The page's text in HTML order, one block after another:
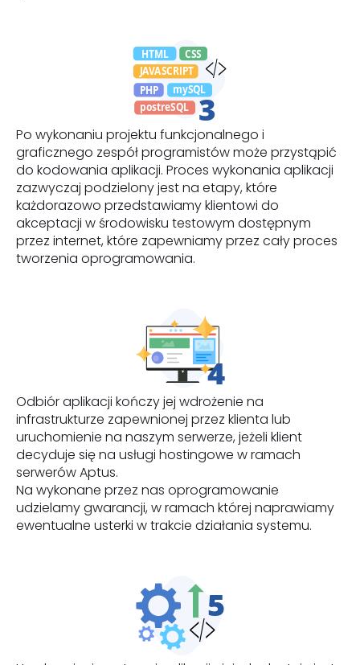
Po wykonaniu projektu funkcjonalnego i
graficznego zespół programistów może przystąpić
do kodowania aplikacji. Proces wykonania aplikacji
zazwyczaj podzielony jest na etapy, które
każdorazowo przedstawiamy klientowi do
akceptacji w środowisku testowym dostępnym
przez internet, które zapewniamy przez cały proces
tworzenia oprogramowania.
Odbiór aplikacji kończy jej wdrożenie na
infrastrukturze zapewnionej przez klienta lub
uruchomienie na naszym serwerze, jeżeli klient
decyduje się na usługi hostingowe w ramach
serwerów Aptus.
Na wykonane przez nas oprogramowanie
udzielamy gwarancji, w ramach której naprawiamy
ewentualne usterki w trakcie działania systemu.